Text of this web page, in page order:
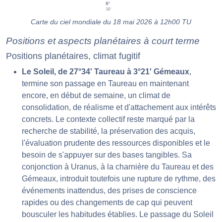
Carte du ciel mondiale du 18 mai 2026 à 12h00 TU
Positions et aspects planétaires à court terme
Positions planétaires, climat fugitif
Le Soleil, de 27°34' Taureau à 3°21' Gémeaux,
termine son passage en Taureau en maintenant
encore, en début de semaine, un climat de
consolidation, de réalisme et d'attachement aux intérêts
concrets. Le contexte collectif reste marqué par la
recherche de stabilité, la préservation des acquis,
l'évaluation prudente des ressources disponibles et le
besoin de s'appuyer sur des bases tangibles. Sa
conjonction à Uranus, à la charnière du Taureau et des
Gémeaux, introduit toutefois une rupture de rythme, des
événements inattendus, des prises de conscience
rapides ou des changements de cap qui peuvent
bousculer les habitudes établies. Le passage du Soleil